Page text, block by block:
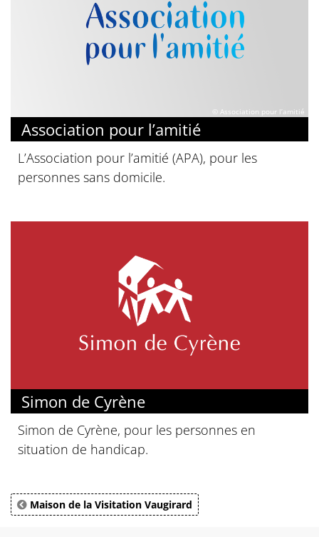
© Association pour l’amitié
Association pour l’amitié
L’Association pour l’amitié (APA), pour les
personnes sans domicile.
Simon de Cyrène
Simon de Cyrène, pour les personnes en
situation de handicap.
Maison de la Visitation Vaugirard